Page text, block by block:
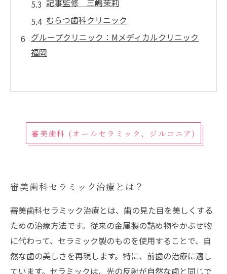
記事監修 三嶋茉莉
むらつ歯科クリニック
グループクリニック：Mメディカルクリニック
福岡
審美歯科 (オールセラミック、ジルコニア)
審美歯科セラミック治療とは？
審美歯科セラミック治療とは、歯の見た目を美しくする
ための治療方法です。従来の金属製の詰め物やかぶせ物
に代わって、セラミック製のものを使用することで、自
然な歯の美しさを再現します。特に、前歯の治療に適し
ています。セラミックは、光の反射が自然な歯と同じで